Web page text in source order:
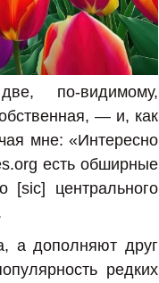
по-видимому,
— и, как
мне: «Интересно
есть обширные
[sic] центрального
а дополняют друг
редких